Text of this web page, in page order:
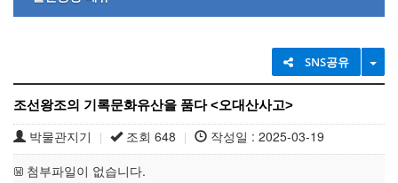
SNS공유
조선왕조의 기록문화유산을 품다 <오대산사고>
박물관지기 | 조회 648 |
작성일 : 2025-03-19
첨부파일이 없습니다.